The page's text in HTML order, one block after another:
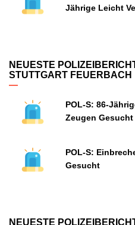
Jährige Leicht
NEUESTE
STUTTGART FEUERBACH
POL-S: 86-
Zeugen Gesucht
POL-S:
Gesucht
NEUESTE